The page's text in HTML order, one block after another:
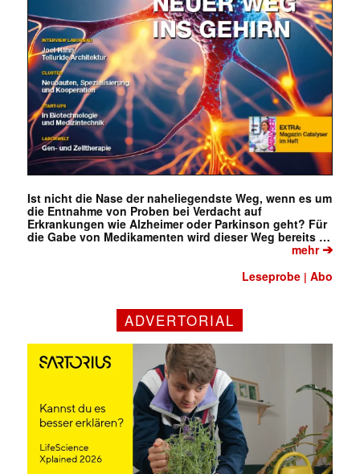
Ist nicht die Nase der naheliegendste Weg, wenn es um
die Entnahme von Proben bei Verdacht auf
Erkrankungen wie Alzheimer oder Parkinson geht? Für
die Gabe von Medikamenten wird dieser Weg bereits …
mehr➔
Leseprobe |Abo
ADVERTORIAL